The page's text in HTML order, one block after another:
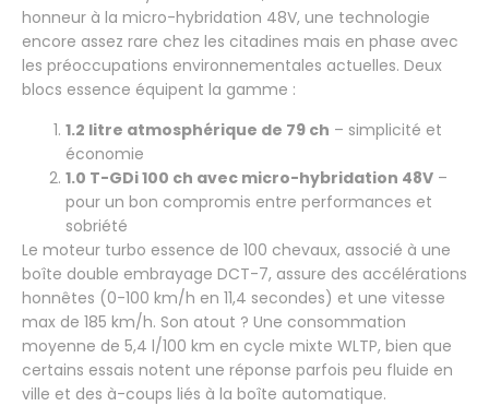
honneur à la micro-hybridation 48V, une technologie
encore assez rare chez les citadines mais en phase avec
les préoccupations environnementales actuelles. Deux
blocs essence équipent la gamme :
1.2 litre atmosphérique de 79 ch – simplicité et
économie
1.0 T-GDi 100 ch avec micro-hybridation 48V –
pour un bon compromis entre performances et
sobriété
Le moteur turbo essence de 100 chevaux, associé à une
boîte double embrayage DCT-7, assure des accélérations
honnêtes (0-100 km/h en 11,4 secondes) et une vitesse
max de 185 km/h. Son atout ? Une consommation
moyenne de 5,4 l/100 km en cycle mixte WLTP, bien que
certains essais notent une réponse parfois peu fluide en
ville et des à-coups liés à la boîte automatique.